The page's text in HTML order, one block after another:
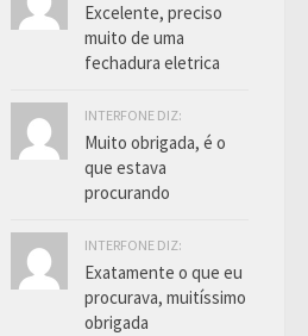
Excelente, preciso
muito de uma
fechadura eletrica
INTERFONE DIZ:
Muito obrigada, é o
que estava
procurando
INTERFONE DIZ:
Exatamente o que eu
procurava, muitíssimo
obrigada